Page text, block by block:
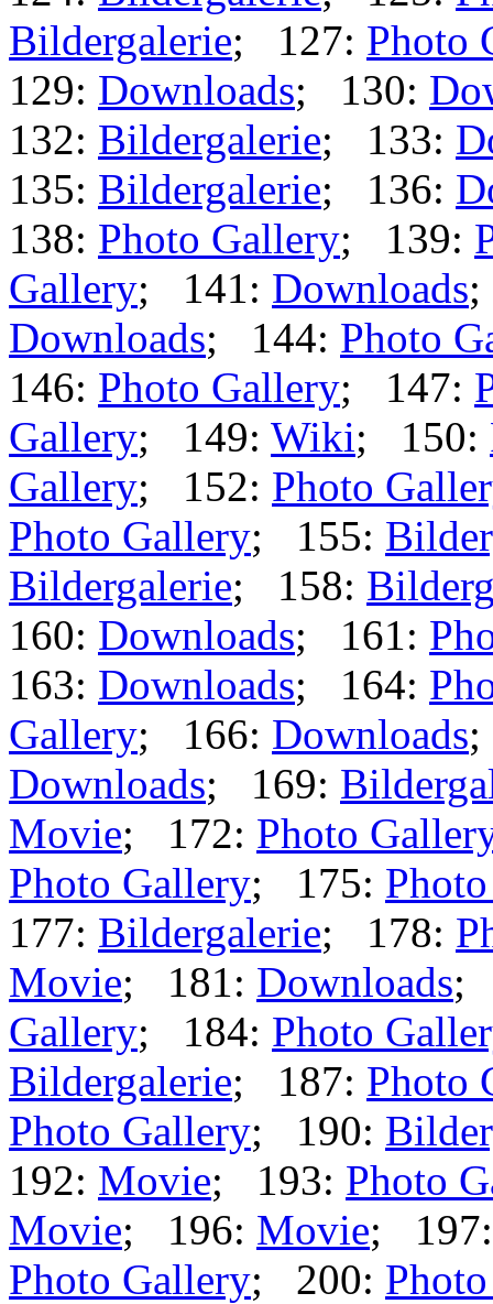
Bildergalerie; 127: Photo
129: Downloads; 130:
132: Bildergalerie; 133:
135: Bildergalerie; 136:
138: Photo Gallery; 139:
Gallery; 141: Downloads
Downloads; 144: Photo
146: Photo Gallery; 147:
Gallery; 149: Wiki; 150:
Gallery; 152: Photo
Photo Gallery; 155:
Bildergalerie; 158:
160: Downloads; 161:
163: Downloads; 164:
Gallery; 166: Downloads
Downloads; 169:
Movie; 172: Photo
Photo Gallery; 175:
177: Bildergalerie; 178:
Movie; 181: Downloads;
Gallery; 184: Photo
Bildergalerie; 187: Photo
Photo Gallery; 190:
192: Movie; 193: Photo
Movie; 196: Movie;
Photo Gallery; 200: